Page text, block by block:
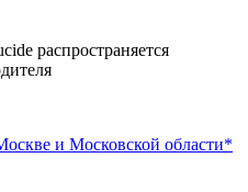
распространяется
и Московской области*